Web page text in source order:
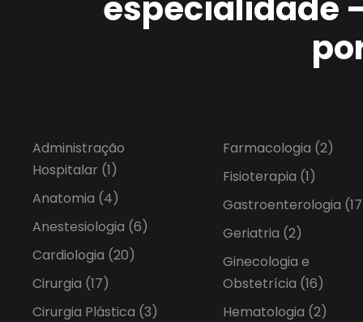
Administração
Hospitalar (1)
Anatomia (4)
Anestesiologia (6)
Cardiologia (20)
Cirurgia (17)
Cirurgia Plástica (3)
Farmacologia (2)
Fisioterapia (1)
Gastroenterologia
Geriatria (2)
Ginecologia e
Obstetrícia (16)
Hematologia (2)